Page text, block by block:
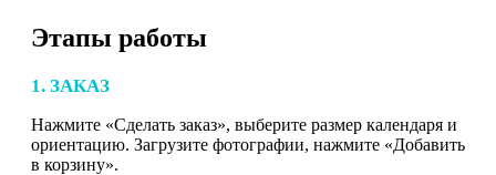
Этапы работы
1. ЗАКАЗ
Нажмите «Сделать заказ», выберите размер календаря и
ориентацию. Загрузите фотографии, нажмите «Добавить
в корзину».